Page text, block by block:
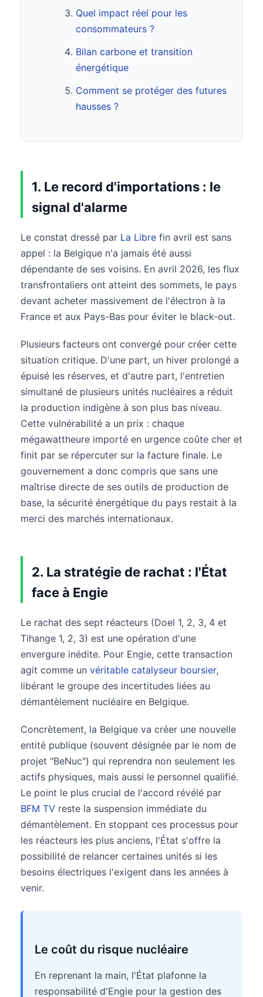
Quel impact réel pour les
consommateurs ?
Bilan carbone et transition
énergétique
Comment se protéger des futures
hausses ?
1. Le record d'importations : le
signal d'alarme
Le constat dressé par La Libre fin avril est sans
appel : la Belgique n'a jamais été aussi
dépendante de ses voisins. En avril 2026, les flux
transfrontaliers ont atteint des sommets, le pays
devant acheter massivement de l'électron à la
France et aux Pays-Bas pour éviter le black-out.
Plusieurs facteurs ont convergé pour créer cette
situation critique. D'une part, un hiver prolongé a
épuisé les réserves, et d'autre part, l'entretien
simultané de plusieurs unités nucléaires a réduit
la production indigène à son plus bas niveau.
Cette vulnérabilité a un prix : chaque
mégawattheure importé en urgence coûte cher et
finit par se répercuter sur la facture finale. Le
gouvernement a donc compris que sans une
maîtrise directe de ses outils de production de
base, la sécurité énergétique du pays restait à la
merci des marchés internationaux.
2. La stratégie de rachat : l'État
face à Engie
Le rachat des sept réacteurs (Doel 1, 2, 3, 4 et
Tihange 1, 2, 3) est une opération d'une
envergure inédite. Pour Engie, cette transaction
agit comme un véritable catalyseur boursier,
libérant le groupe des incertitudes liées au
démantèlement nucléaire en Belgique.
Concrètement, la Belgique va créer une nouvelle
entité publique (souvent désignée par le nom de
projet "BeNuc") qui reprendra non seulement les
actifs physiques, mais aussi le personnel qualifié.
Le point le plus crucial de l'accord révélé par
BFM TV reste la suspension immédiate du
démantèlement. En stoppant ces processus pour
les réacteurs les plus anciens, l'État s'offre la
possibilité de relancer certaines unités si les
besoins électriques l'exigent dans les années à
venir.
Le coût du risque nucléaire
En reprenant la main, l'État plafonne la
responsabilité d'Engie pour la gestion des